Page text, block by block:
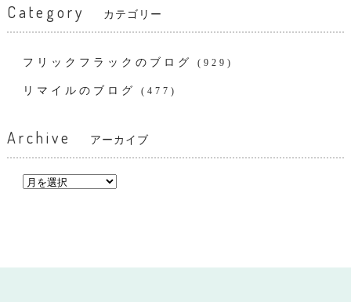
Category カテゴリー
フリックフラックのブログ (929)
リマイルのブログ (477)
Archive アーカイブ